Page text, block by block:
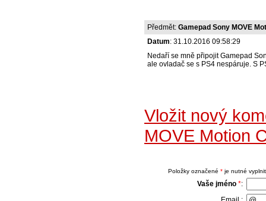
Předmět: Gamepad Sony MOVE
Datum: 31.10.2016 09:58:29
Nedaří se mně připojit Gamepad
ale ovladač se s PS4 nespáruje. S
Vložit nový
MOVE Motion
Položky označené *je nutné
Vaše jméno *: